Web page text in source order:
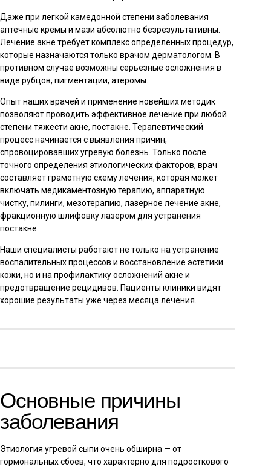
Даже при легкой камедонной степени заболевания
аптечные кремы и мази абсолютно безрезультативны.
Лечение акне требует комплекс определенных процедур,
которые назначаются только врачом дерматологом. В
противном случае возможны серьезные осложнения в
виде рубцов, пигментации, атеромы.
Опыт наших врачей и применение новейших методик
позволяют проводить эффективное лечение при любой
степени тяжести акне, постакне. Терапевтический
процесс начинается с выявления причин,
спровоцировавших угревую болезнь. Только после
точного определения этиологических факторов, врач
составляет грамотную схему лечения, которая может
включать медикаментозную терапию, аппаратную
чистку, пилинги, мезотерапию, лазерное лечение акне,
фракционную шлифовку лазером для устранения
постакне.
Наши специалисты работают не только на устранение
воспалительных процессов и восстановление эстетики
кожи, но и на профилактику осложнений акне и
предотвращение рецидивов. Пациенты клиники видят
хорошие результаты уже через месяца лечения.
Основные причины
заболевания
Этиология угревой сыпи очень обширна — от
гормональных сбоев, что характерно для подросткового